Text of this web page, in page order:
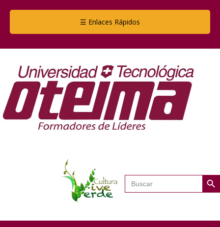
☰ Enlaces Rápidos
Buscar: Botón